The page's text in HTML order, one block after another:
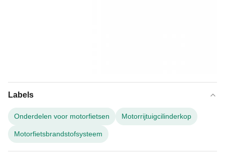
Labels
Onderdelen voor motorfietsen Motorrijtuigcilinderkop
Motorfietsbrandstofsysteem